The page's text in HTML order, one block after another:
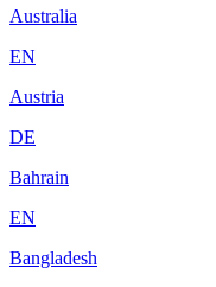
Australia
EN
Austria
DE
Bahrain
EN
Bangladesh